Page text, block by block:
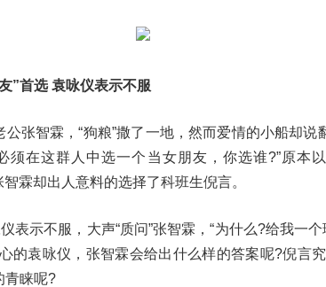
”首选 袁咏仪表示不服
张智霖，“狗粮”撒了一地，然而爱情的小船却说
须在这群人中选一个当女朋友，你选谁?”原本
智霖却出人意料的选择了科班生倪言。
表示不服，大声“质问”张智霖，“为什么?给我一
的袁咏仪，张智霖会给出什么样的答案呢?倪言究
青睐呢?